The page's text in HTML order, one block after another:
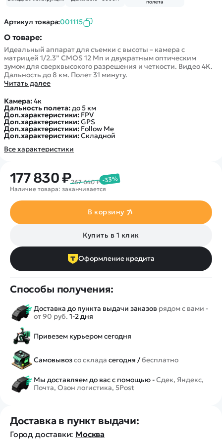
полета
Артикул товара:001115
О товаре:
Идеальный аппарат для съемки с высоты – камера с
матрицей 1/2.3” CMOS 12 Мп и двукратным оптическим
зумом для сверхвысокого разрешения и четкости. Видео 4K.
Дальность до 8 км. Полет 31 минуту.
Читать далее
Камера:4к
Дальность полета:до 5 км
Доп.характеристики: FPV
Доп.характеристики:GPS
Доп.характеристики: Follow Me
Доп.характеристики:Складной
Все характеристики
177 830 ₽267 640 ₽ -33%
Наличие товара: заканчивается
В корзину
Купить в 1 клик
Оформление кредита
Способы получения:
Доставка до пункта выдачи заказов рядом с вами -
от 90 руб. 1-2 дня
Привезем курьером сегодня
Самовывозсо склада сегодня /бесплатно
Мы доставляем до вас с помощью -Сдек, Яндекс,
Почта, Озон логистика, 5Post
Доставка в пункт выдачи:
Город доставки: Москва
Вертолеты
Самолеты
Сборные модели
Детские электромобили
Спецтехника
Железные дороги
Конструкторы
Запчасти для моделей
Статьи про беспилотники
Обзор квадрокоптеров
Аренда Квадрокоптеров
Покупка в кредит
Контакты
Оплата и доставка
Помощь
Отследить заказ
Оплата на сайте